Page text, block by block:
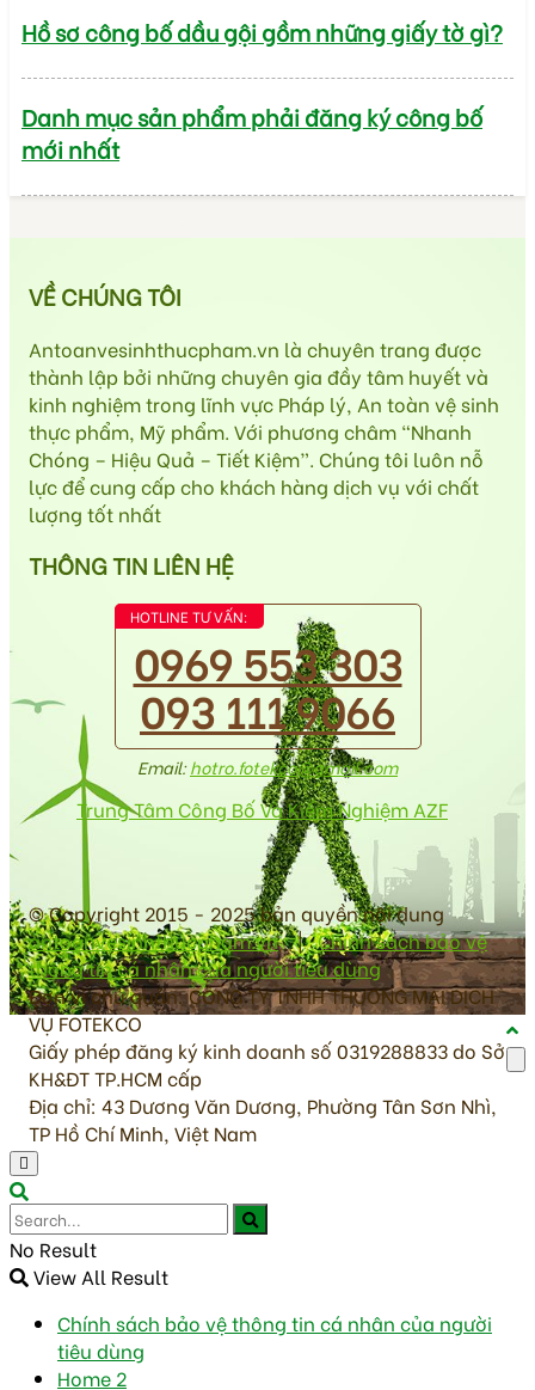
Hồ sơ công bố dầu gội gồm những giấy tờ gì?
Danh mục sản phẩm phải đăng ký công bố
mới nhất
VỀ CHÚNG TÔI
Antoanvesinhthucpham.vn là chuyên trang được
thành lập bởi những chuyên gia đầy tâm huyết và
kinh nghiệm trong lĩnh vực Pháp lý, An toàn vệ sinh
thực phẩm, Mỹ phẩm. Với phương châm “Nhanh
Chóng – Hiệu Quả – Tiết Kiệm”. Chúng tôi luôn nỗ
lực để cung cấp cho khách hàng dịch vụ với chất
lượng tốt nhất
THÔNG TIN LIÊN HỆ
HOTLINE TƯ VẤN:
0969 553 303
093 111 9066
Email:hotro.fotekco@gmail.com
Trung Tâm Công Bố Và Kiểm Nghiệm AZF
© Copyright 2015 - 2025 bản quyền nội dung
antoanvesinhthucpham.vn|Chính sách bảo vệ
thông tin cá nhân của người tiêu dùng
Đơn vị chủ quản: CÔNG TY TNHH THƯƠNG MẠI DỊCH
VỤ FOTEKCO
Giấy phép đăng ký kinh doanh số 0319288833 do Sở
KH&ĐT TP.HCM cấp
Địa chỉ: 43 Dương Văn Dương, Phường Tân Sơn Nhì,
TP Hồ Chí Minh, Việt Nam
No Result
View All Result
Chính sách bảo vệ thông tin cá nhân của người
tiêu dùng
Home 2